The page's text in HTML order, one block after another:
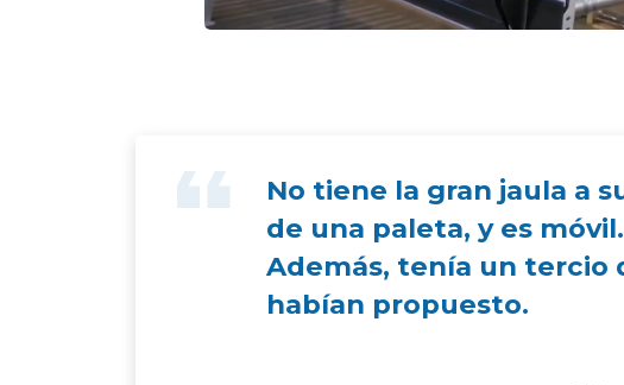
No tiene la gran jaula a
de una paleta, y es
Además, tenía un tercio
habían propuesto.